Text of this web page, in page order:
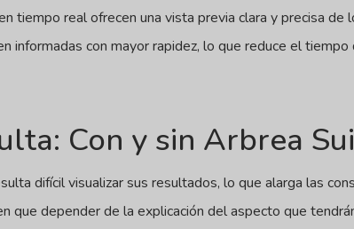
tiempo real ofrecen una vista previa clara y precisa de
informadas con mayor rapidez, lo que reduce el
Con y sin Arbrea
difícil visualizar sus resultados, lo que alarga las
que depender de la explicación del aspecto que